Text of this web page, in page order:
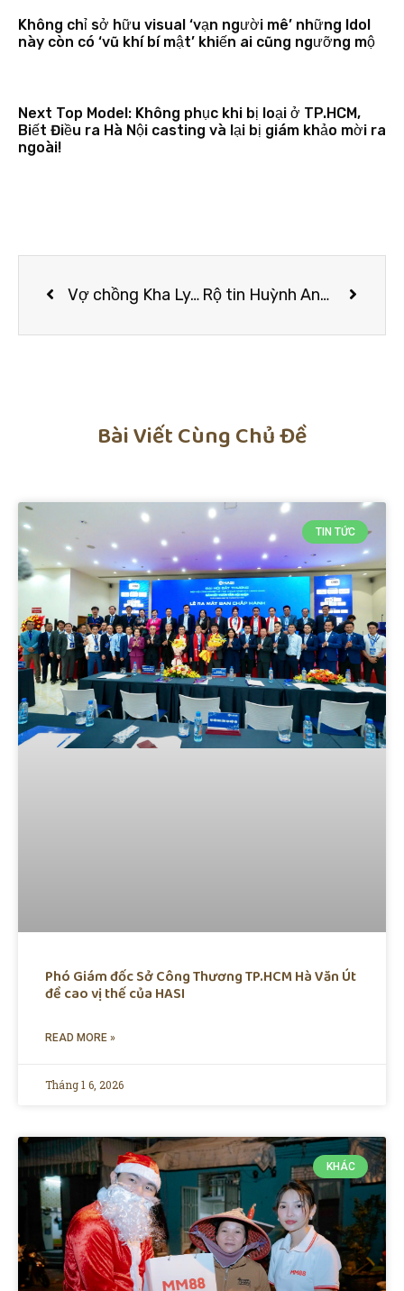
Không chỉ sở hữu visual ‘vạn người mê’ những Idol
này còn có ‘vũ khí bí mật’ khiến ai cũng ngưỡng mộ
Next Top Model: Không phục khi bị loại ở TP.HCM,
Biết Điều ra Hà Nội casting và lại bị giám khảo mời ra
ngoài!
Vợ chồng Kha Ly, bạn bè nghệ sĩ thắp nhang tiễn biệt diễn viên Anh Vũ trong đám tang tại Mỹ Rộ tin Huỳnh Anh tự ý bỏ quay, mất liên lạc cả ngày với lý do cũ: “Bị ngất phải đi cấp cứu”
Bài Viết Cùng Chủ Đề
TIN TỨC
Phó Giám đốc Sở Công Thương TP.HCM Hà Văn Út
đề cao vị thế của HASI
READ MORE »
Tháng 1 6, 2026
KHÁC